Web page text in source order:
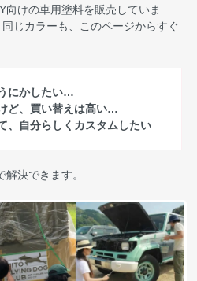
向けの車用塗料を販売していま
じカラーも、このページからすぐ
にかしたい…
ど、買い替えは高い…
、自分らしくカスタムしたい
決できます。